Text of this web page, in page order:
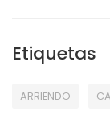
Etiquetas
ARRIENDO